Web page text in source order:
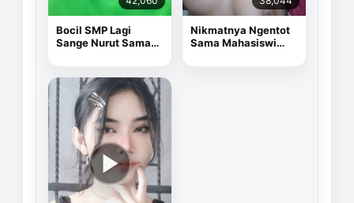
Bocil SMP Lagi
Sange Nurut Sama
Nikmatnya Ngentot
Sama Mahasiswi